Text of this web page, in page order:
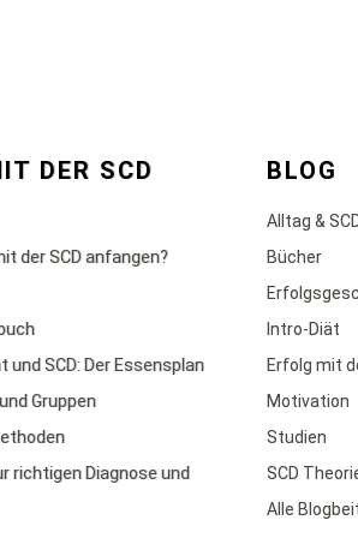
DER SCD
der SCD anfangen?
SCD: Der Essensplan
Gruppen
richtigen Diagnose und
BLOG
Alltag &
Bücher
Intro-Diät
Erfolg mit
Motivation
Studien
SCD
Alle